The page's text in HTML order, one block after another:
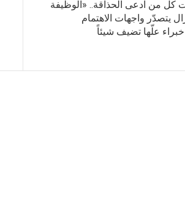
كل من ادعى الحذاقة.. «الوظيفة
يتصدّر واجهات الاهتمام
خبراء علّها تضيف شيئاً